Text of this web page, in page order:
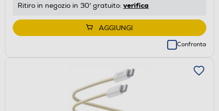
Ritiro in negozio in 30' gratuito: verifica
AGGIUNGI
Confronta